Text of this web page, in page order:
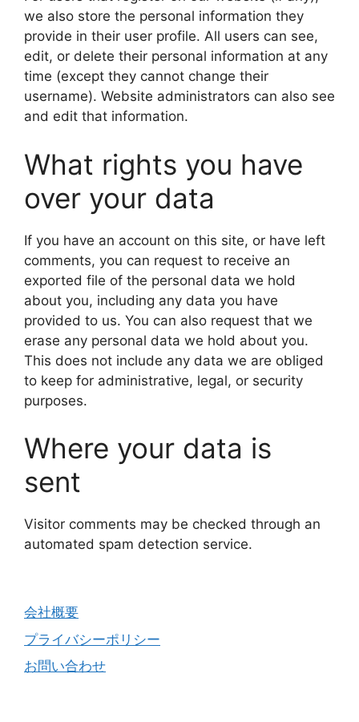
we also store the personal information they
provide in their user profile. All users can see,
edit, or delete their personal information at any
time (except they cannot change their
username). Website administrators can also see
and edit that information.
What rights you have
over your data
If you have an account on this site, or have left
comments, you can request to receive an
exported file of the personal data we hold
about you, including any data you have
provided to us. You can also request that we
erase any personal data we hold about you.
This does not include any data we are obliged
to keep for administrative, legal, or security
purposes.
Where your data is
sent
Visitor comments may be checked through an
automated spam detection service.
会社概要
プライバシーポリシー
お問い合わせ